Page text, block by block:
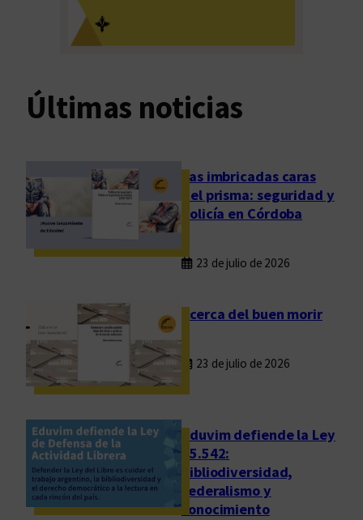
e
l
t
a
l
i
n
o
c
o
a
d
e
u
d
o
Últimas noticias
Las imbricadas caras
del prisma: seguridad y
policía en Córdoba
23 de julio de 2026
Acerca del buen morir
23 de julio de 2026
Eduvim defiende la Ley
25.542:
bibliodiversidad,
federalismo y
conocimiento